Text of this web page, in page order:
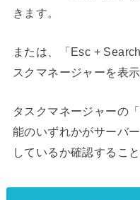
きます。
または、「Esc +
スクマネージャーを表
タスクマネージャーの
能のいずれかがサーバ
しているか確認するこ